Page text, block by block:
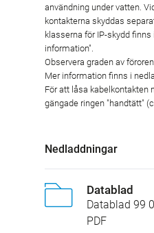
användning under vatten.
kontakterna skyddas
klasserna för IP-skydd
information".
Observera graden av
Mer information finns i
För att låsa kabelkontakten
gängade ringen "handtätt"
Nedladdningar
Datablad
Datablad 99
PDF